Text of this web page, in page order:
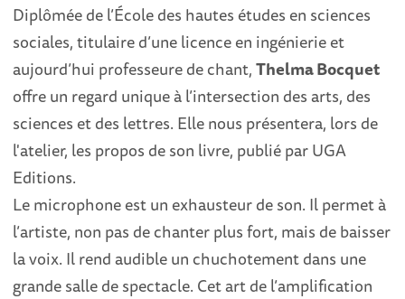
Diplômée de l’École des hautes études en sciences
sociales, titulaire d’une licence en ingénierie et
aujourd’hui professeure de chant,Thelma Bocquet
offre un regard unique à l’intersection des arts, des
sciences et des lettres. Elle nous présentera, lors de
l'atelier, les propos de son livre, publié par UGA
Editions.
Le microphone est un exhausteur de son. Il permet à
l’artiste, non pas de chanter plus fort, mais de baisser
la voix. Il rend audible un chuchotement dans une
grande salle de spectacle. Cet art de l’amplification